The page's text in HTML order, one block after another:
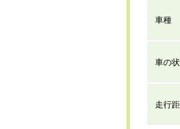
車種
車の
走行